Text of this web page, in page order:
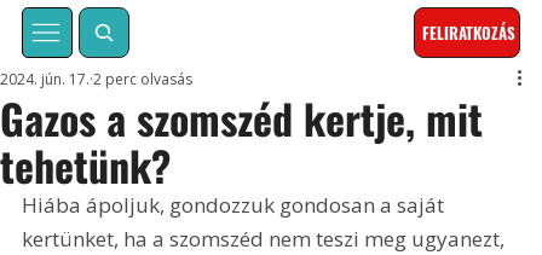
FELIRATKOZÁS
Gazos a szomszéd kertje, mit
tehetünk?
2024. jún. 17. 2 perc olvasás
Hiába ápoljuk, gondozzuk gondosan a saját
kertünket, ha a szomszéd nem teszi meg ugyanezt,